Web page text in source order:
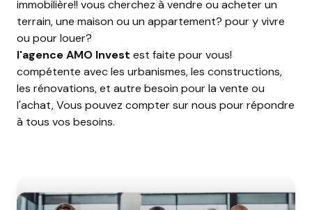
immobilière!! vous cherchez à vendre ou acheter un
terrain, une maison ou un appartement? pour y vivre
ou pour louer?
l'agence AMO Invest est faite pour vous!
compétente avec les urbanismes, les constructions,
les rénovations, et autre besoin pour la vente ou
l'achat, Vous pouvez compter sur nous pour répondre
à tous vos besoins.